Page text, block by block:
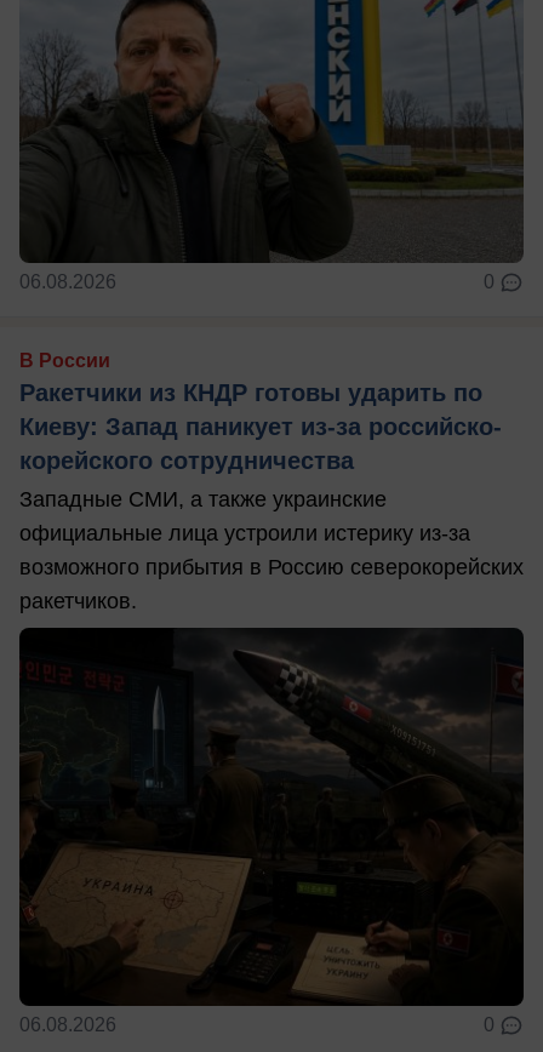
06.08.2026 0
В России
Ракетчики из КНДР готовы ударить по
Киеву: Запад паникует из-за российско-
корейского сотрудничества
Западные СМИ, а также украинские
официальные лица устроили истерику из-за
возможного прибытия в Россию северокорейских
ракетчиков.
06.08.2026 0